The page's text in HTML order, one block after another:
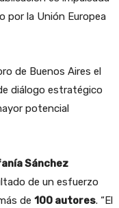
por la Unión Europea
de Buenos Aires el
diálogo estratégico
potencial
Sánchez
de un esfuerzo
de 100 autores. “El